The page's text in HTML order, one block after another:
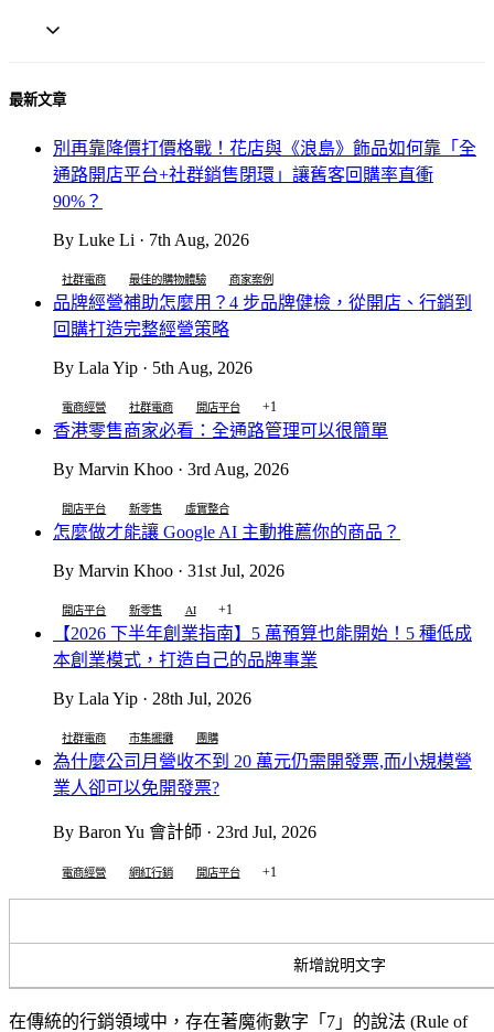
最新文章
別再靠降價打價格戰！花店與《浪島》飾品如何靠「全
通路開店平台+社群銷售閉環」讓舊客回購率直衝
90%？
By Luke Li · 7th Aug, 2026
社群電商 最佳的購物體驗 商家案例
品牌經營補助怎麼用？4 步品牌健檢，從開店、行銷到
回購打造完整經營策略
By Lala Yip · 5th Aug, 2026
電商經營 社群電商 開店平台 +1
香港零售商家必看：全通路管理可以很簡單
By Marvin Khoo · 3rd Aug, 2026
開店平台 新零售 虛實整合
怎麼做才能讓 Google AI 主動推薦你的商品？
By Marvin Khoo · 31st Jul, 2026
開店平台 新零售 AI +1
【2026 下半年創業指南】5 萬預算也能開始！5 種低成
本創業模式，打造自己的品牌事業
By Lala Yip · 28th Jul, 2026
社群電商 市集擺攤 團購
為什麼公司月營收不到 20 萬元仍需開發票,而小規模營
業人卻可以免開發票?
By Baron Yu 會計師 · 23rd Jul, 2026
電商經營 網紅行銷 開店平台 +1
新增說明文字
在傳統的行銷領域中，存在著魔術數字「7」的說法 (Rule of